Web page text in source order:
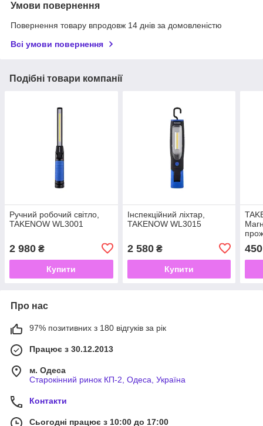
Умови повернення
Повернення товару впродовж 14 днів за домовленістю
Всі умови повернення
Подібні товари компанії
Ручний робочий світло,
TAKENOW WL3001
2 980 ₴
Купити
Інспекційний ліхтар,
TAKENOW WL3015
2 580₴
Купити
450
Про нас
97% позитивних з 180 відгуків за рік
Працює з 30.12.2013
м. Одеса
Старокінний ринок КП-2, Одеса, Україна
Контакти
Сьогодні працює з 10:00 до 17:00